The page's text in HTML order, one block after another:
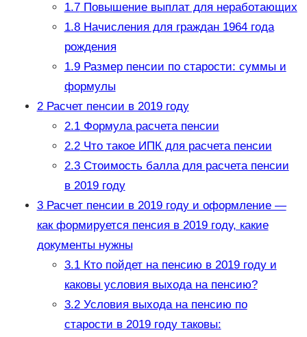
1.7Повышение выплат для неработающих
1.8Начисления для граждан 1964 года
рождения
1.9Размер пенсии по старости: суммы и
формулы
2Расчет пенсии в 2019 году
2.1Формула расчета пенсии
2.2Что такое ИПК для расчета пенсии
2.3Стоимость балла для расчета пенсии
в 2019 году
3Расчет пенсии в 2019 году и оформление —
как формируется пенсия в 2019 году, какие
документы нужны
3.1Кто пойдет на пенсию в 2019 году и
каковы условия выхода на пенсию?
3.2Условия выхода на пенсию по
старости в 2019 году таковы: